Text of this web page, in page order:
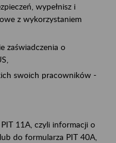
wypełnisz i
z wykorzystaniem
zaświadczenia o
swoich pracowników -
11A, czyli informacji o
do formularza PIT 40A,